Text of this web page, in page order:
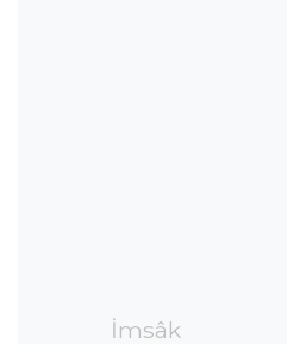
İmsâk